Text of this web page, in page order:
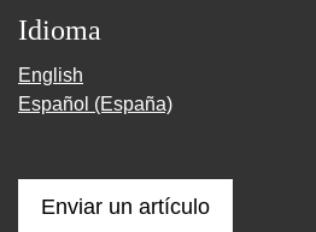
Idioma
English
Español (España)
Enviar un artículo